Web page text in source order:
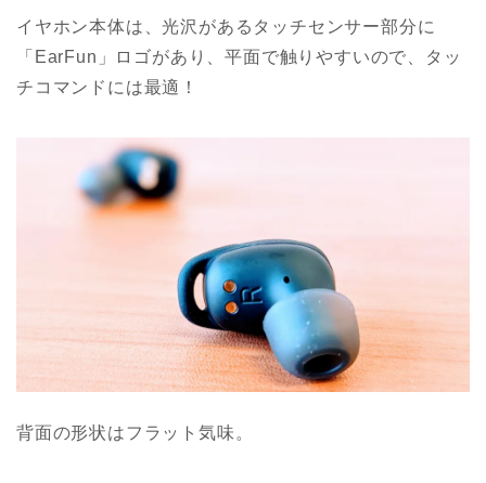
イヤホン本体は、光沢があるタッチセンサー部分に
「EarFun」ロゴがあり、平面で触りやすいので、タッ
チコマンドには最適！
背面の形状はフラット気味。